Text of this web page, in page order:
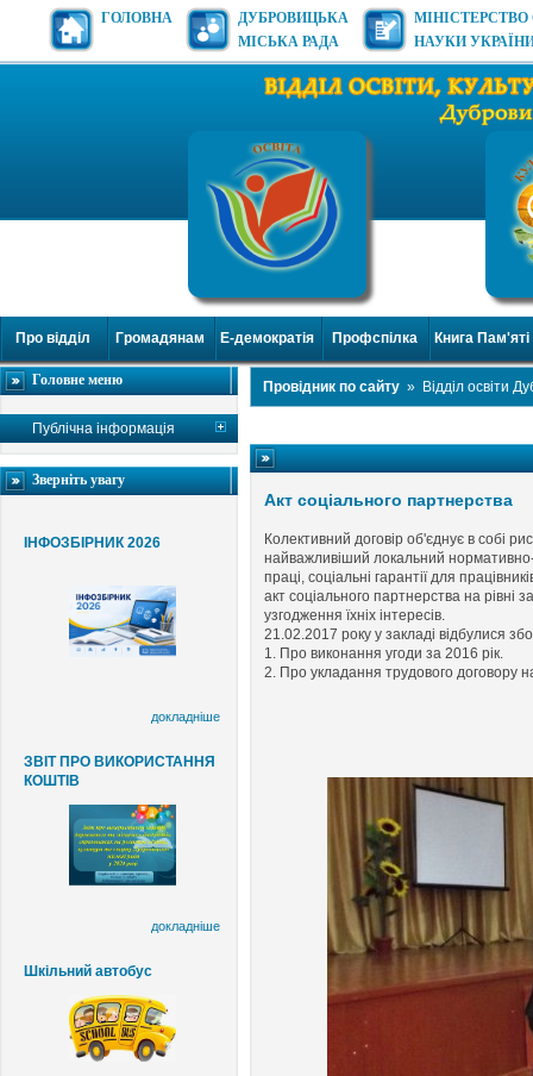
ГОЛОВНА
ДУБРОВИЦЬКА
МІСЬКА РАДА
МІНІСТЕРСТВО
НАУКИ
Про відділ Громадянам Е-демократія Профспілка Книга Пам'яті
Головне меню
Публічна інформація
Зверніть увагу
ІНФОЗБІРНИК 2026
докладніше
ЗВІТ ПРО ВИКОРИСТАННЯ
КОШТІВ
докладніше
Шкільний автобус
Провідник по сайту » Відділ освіти
Акт соціального партнерства
Колективний договір об'єднує в собі
найважливіший локальний
праці, соціальні гарантії для
акт соціального партнерства на рівні
узгодження їхніх інтересів.
21.02.2017 року у закладі відбулися
1. Про виконання угоди за 2016 рік.
2. Про укладання трудового договору